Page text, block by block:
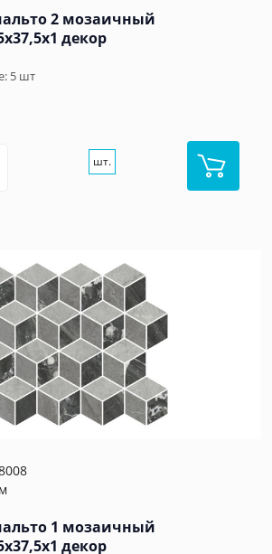
2 мозаичный
декор
5 шт
шт.
1 мозаичный
декор